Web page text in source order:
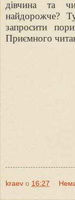
дівчина та
найдорожче?
запросити
Приємного
kraev о 16:27